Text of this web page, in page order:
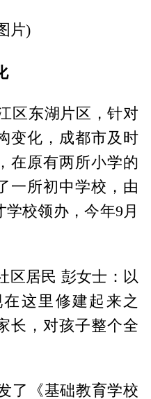
片)
区东湖片区，针对
变化，成都市及时
在原有两所小学的
一所初中学校，由
校领办，今年9月
区居民 彭女士：以
这里修建起来之
长，对孩子整个全
了《基础教育学校